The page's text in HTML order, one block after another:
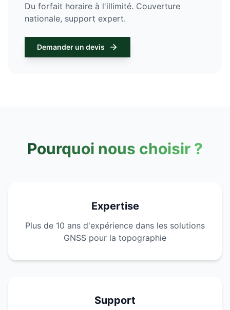
Du forfait horaire à l'illimité. Couverture
nationale, support expert.
Demander un devis
Pourquoi nous choisir ?
Expertise
Plus de 10 ans d'expérience dans les solutions
GNSS pour la topographie
Support